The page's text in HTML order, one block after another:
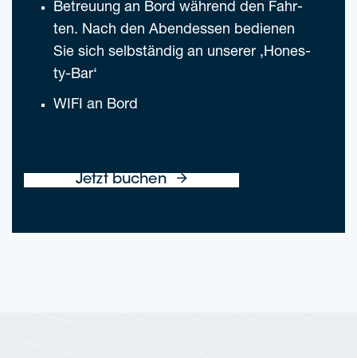
Betreu­ung an Bord wäh­rend den Fahr­
ten. Nach den Abend­essen bedie­nen
Sie sich selb­stän­dig an unse­rer ‚Hones­
ty-Bar‘
WIFI an Bord
Jetzt buchen